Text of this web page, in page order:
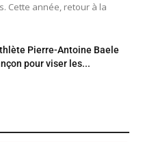
Cette année, retour à la
Pierre-Antoine Baele
pour viser les...